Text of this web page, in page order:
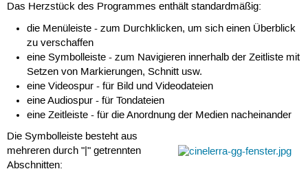
Das Herzstück des Programmes enthält standardmäßig:
die Menüleiste - zum Durchklicken, um sich einen Überblick
zu verschaffen
eine Symbolleiste - zum Navigieren innerhalb der Zeitliste mit
Setzen von Markierungen, Schnitt usw.
eine Videospur - für Bild und Videodateien
eine Audiospur - für Tondateien
eine Zeitleiste - für die Anordnung der Medien nacheinander
Die Symbolleiste besteht aus
mehreren durch "|" getrennten
Abschnitten: